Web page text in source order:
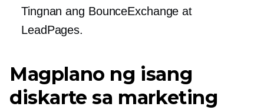
Tingnan ang BounceExchange at
LeadPages.
Magplano ng isang
diskarte sa marketing